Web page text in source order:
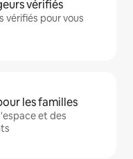
vérifiés
vérifiés pour vous
les familles
et des